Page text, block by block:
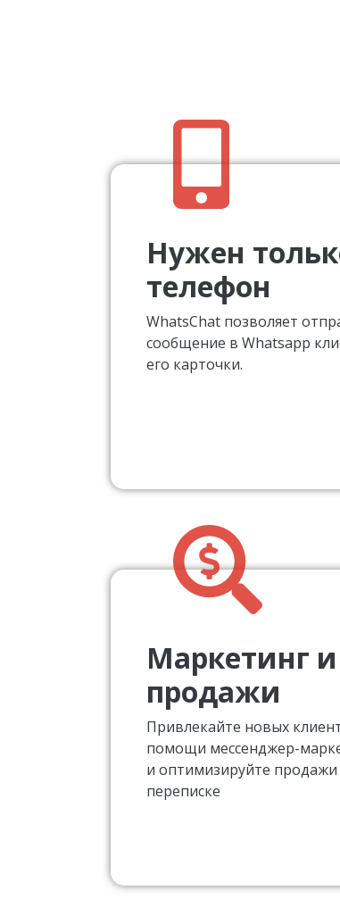
Нужен
телефон
WhatsChat позволяет
сообщение в Whatsapp
его карточки.
Маркетинг и
продажи
Привлекайте новых
помощи мессенджер-
и оптимизируйте продажи
переписке